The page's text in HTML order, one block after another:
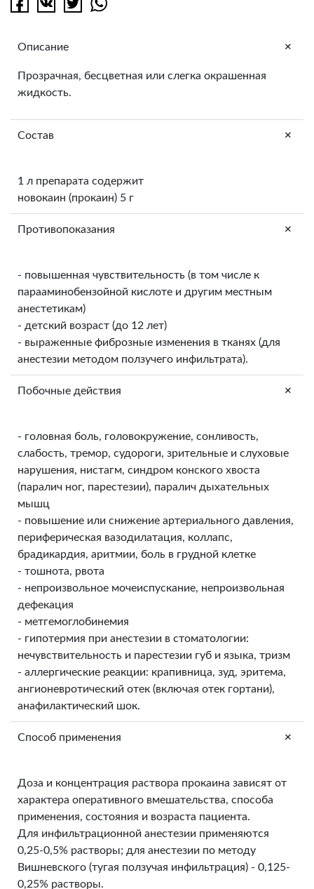
Описание +
Прозрачная, бесцветная или слегка окрашенная
жидкость.
Состав +
1 л препарата содержит
новокаин (прокаин) 5 г
Противопоказания +
- повышенная чувствительность (в том числе к
парааминобензойной кислоте и другим местным
анестетикам)
- детский возраст (до 12 лет)
- выраженные фиброзные изменения в тканях (для
анестезии методом ползучего инфильтрата).
Побочные действия +
- головная боль, головокружение, сонливость,
слабость, тремор, судороги, зрительные и слуховые
нарушения, нистагм, синдром конского хвоста
(паралич ног, парестезии), паралич дыхательных
мышц
- повышение или снижение артериального давления,
периферическая вазодилатация, коллапс,
брадикардия, аритмии, боль в грудной клетке
- тошнота, рвота
- непроизвольное мочеиспускание, непроизвольная
дефекация
- метгемоглобинемия
- гипотермия при анестезии в стоматологии:
нечувствительность и парестезии губ и языка, тризм
- аллергические реакции: крапивница, зуд, эритема,
ангионевротический отек (включая отек гортани),
анафилактический шок.
Способ применения +
Доза и концентрация раствора прокаина зависят от
характера оперативного вмешательства, способа
применения, состояния и возраста пациента.
Для инфильтрационной анестезии применяются
0,25-0,5% растворы; для анестезии по методу
Вишневского (тугая ползучая инфильтрация) - 0,125-
0,25% растворы.